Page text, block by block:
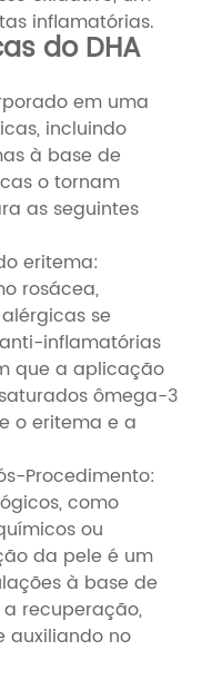
inflamatórias.
do DHA
em uma
incluindo
à base de
o tornam
as seguintes
eritema:
rosácea,
se
inflamatórias
que a aplicação
ômega-3
o eritema e a
Procedimento:
como
ou
da pele é um
à base de
recuperação,
auxiliando no